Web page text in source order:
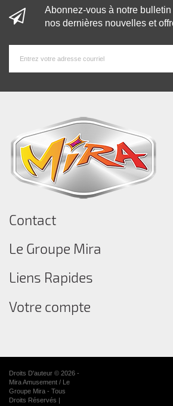
Abonnez-vous à notre
nos dernières nouvelles et
Contact
Le Groupe Mira
Liens Rapides
Votre compte
Droits D'auteur © 2026 -
Mira Amusement / Le
Groupe Mira - Tous
Droits Réservés |